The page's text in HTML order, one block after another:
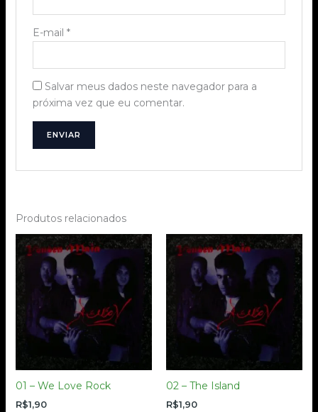
E-mail *
Salvar meus dados neste navegador para a
próxima vez que eu comentar.
Produtos relacionados
01 – We Love Rock
R$1,90
02 – The Island
R$1,90